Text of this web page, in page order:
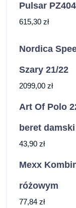
Pulsar
615,30 zł
Nordica
Szary 21/22
2099,00 zł
Art Of Polo
beret damski
43,90 zł
Mexx
różowym
77,84 zł